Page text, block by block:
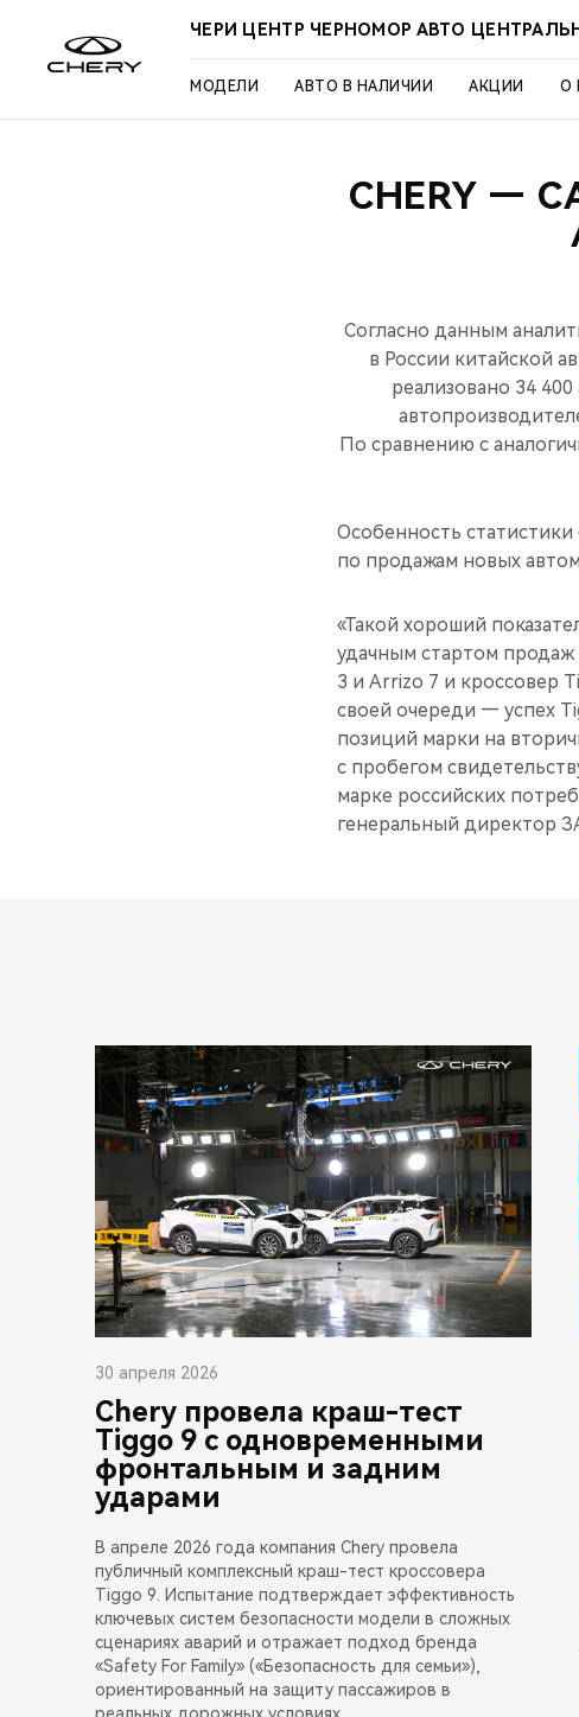
ЧЕРИ ЦЕНТР ЧЕРНОМОР АВТО
МОДЕЛИ АВТО В НАЛИЧИИ АКЦИИ О
CHERY —
Согласно данным
в России китайской
реализовано 34
По сравнению с
Особенность
по продажам новых
«Такой хороший
удачным стартом
3 и Arrizo 7 и кроссовер
своей очереди — успех
позиций марки на
с пробегом
марке российских
генеральный
30 апреля 2026
Chery провела краш-тест
Tiggo 9 с одновременными
фронтальным и задним
ударами
В апреле 2026 года компания Chery провела
публичный комплексный краш-тест кроссовера
Tiggo 9. Испытание подтверждает эффективность
ключевых систем безопасности модели в сложных
сценариях аварий и отражает подход бренда
«Safety For Family» («Безопасность для семьи»),
ориентированный на защиту пассажиров в
реальных дорожных условиях.